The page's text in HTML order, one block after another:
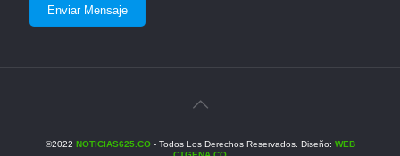
©2022 NOTICIAS625.CO- Todos Los Derechos Reservados. Diseño: WEB